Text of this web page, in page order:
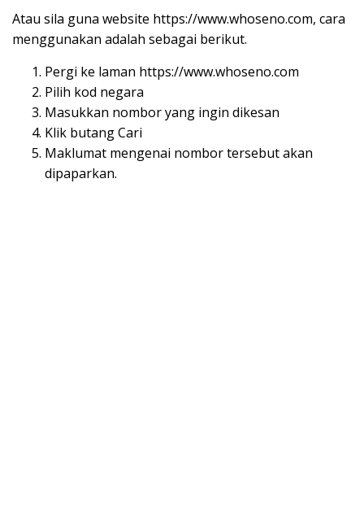
Atau sila guna website https://www.whoseno.com, cara
menggunakan adalah sebagai berikut.
Pergi ke laman https://www.whoseno.com
Pilih kod negara
Masukkan nombor yang ingin dikesan
Klik butang Cari
Maklumat mengenai nombor tersebut akan
dipaparkan.